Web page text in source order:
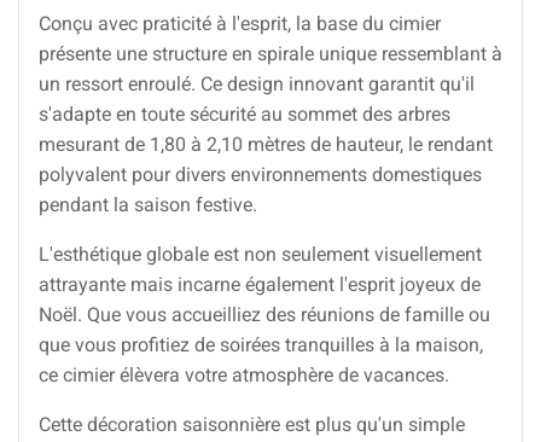
Conçu avec praticité à l'esprit, la base du cimier
présente une structure en spirale unique ressemblant à
un ressort enroulé. Ce design innovant garantit qu'il
s'adapte en toute sécurité au sommet des arbres
mesurant de 1,80 à 2,10 mètres de hauteur, le rendant
polyvalent pour divers environnements domestiques
pendant la saison festive.
L'esthétique globale est non seulement visuellement
attrayante mais incarne également l'esprit joyeux de
Noël. Que vous accueilliez des réunions de famille ou
que vous profitiez de soirées tranquilles à la maison,
ce cimier élèvera votre atmosphère de vacances.
Cette décoration saisonnière est plus qu'un simple